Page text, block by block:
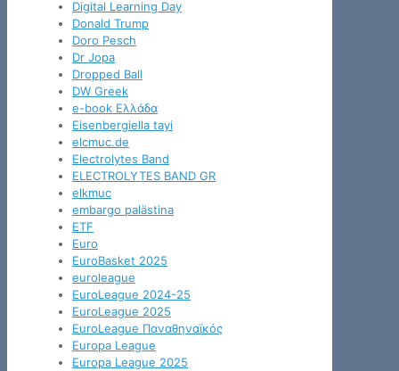
Digital Learning Day
Donald Trump
Doro Pesch
Dr Jopa
Dropped Ball
DW Greek
e-book Ελλάδα
Eisenbergiella tayi
elcmuc.de
Electrolytes Band
ELECTROLYTES BAND GR
elkmuc
embargo palästina
ETF
Euro
EuroBasket 2025
euroleague
EuroLeague 2024-25
EuroLeague 2025
EuroLeague Παναθηναϊκός
Europa League
Europa League 2025